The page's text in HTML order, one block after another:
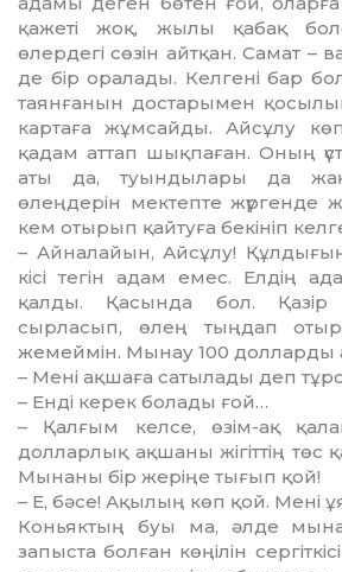
қа­жеті жоқ, жылы қабақ
өлердегі сөзін айт­қан. Самат –
де бір ора­ла­ды. Келгені бар
таянғанын достарымен
картаға жұмсайды. Айсұлу
қадам аттап шықпаған. Оның
аты да, туындылары да
өлеңдерін мектепте жүр­ген­де
кем оты­рып қайтуға бекініп
– Айналайын, Айсұлу!
кісі тегін адам емес. Елдің
қалды. Қасында бол. Қа­зір
сырласып, өлең тыңдап
жемеймін. Мынау 100 дол­лар­ды
– Мені ақшаға сатылады деп
– Енді керек болады ғой…
– Қалғым келсе, өзім-ақ
долларлық ақ­шаны жігіттің төс
Мынаны бір жеріңе ты­ғып қой!
– Е, бәсе! Ақылың көп қой. Ме­ні
Коньяктың буы ма, әлде
запыста болған көңілін